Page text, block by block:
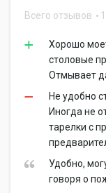
Всего отзывов
Хорошо
столовые
Отмывает
Не удобно
Иногда не
тарелки с
Удобно,
говоря о